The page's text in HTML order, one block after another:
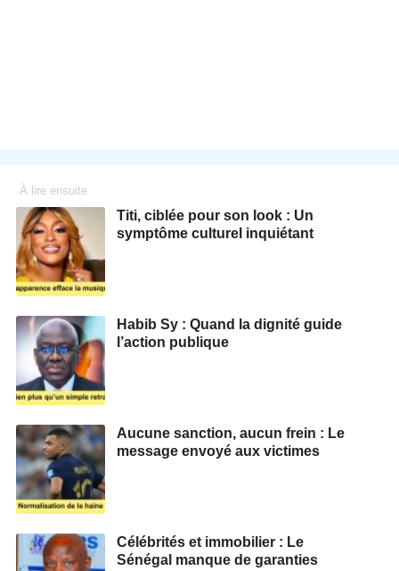
À lire ensuite
Titi, ciblée pour son look : Un
symptôme culturel inquiétant
Habib Sy : Quand la dignité guide
l’action publique
Aucune sanction, aucun frein : Le
message envoyé aux victimes
Célébrités et immobilier : Le
Sénégal manque de garanties